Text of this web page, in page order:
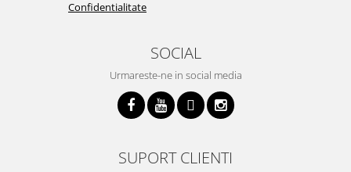
Confidentialitate
SOCIAL
Urmareste-ne in social media
SUPORT CLIENTI